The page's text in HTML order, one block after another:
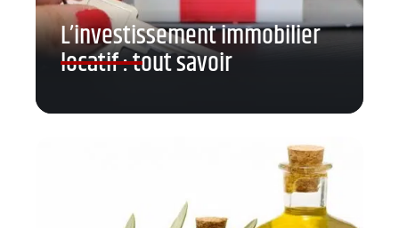
L’investissement immobilier
locatif : tout savoir